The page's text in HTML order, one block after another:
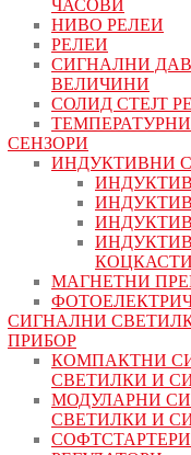
ЧАСОВИ
НИВО РЕЛЕИ
РЕЛЕИ
СИГНАЛНИ
ВЕЛИЧИНИ
СОЛИД СТЕЈТ
СЕНЗОРИ
ИНДУКТИВНИ
МАГНЕТНИ
СИГНАЛНИ
ПРИБОР
КОМПАКТНИ
СВЕТИЛКИ И
МОДУЛАРНИ
СВЕТИЛКИ И